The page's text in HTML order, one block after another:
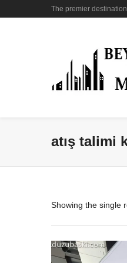
The premier
atış talimi
Showing the single